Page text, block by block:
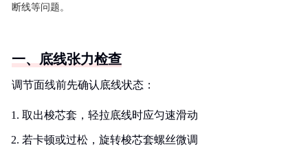
断线等问题。
一、底线张力检查
调节面线前先确认底线状态：
取出梭芯套，轻拉底线时应匀速滑动
若卡顿或过松，旋转梭芯套螺丝微调